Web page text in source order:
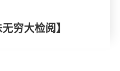
穷大检阅】